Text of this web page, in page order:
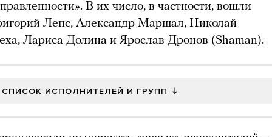
В их число, в частности, вошли
Лепс, Александр Маршал, Николай
Лариса Долина и Ярослав Дронов (Shaman).
СПИСОК ИСПОЛНИТЕЛЕЙ И ГРУПП